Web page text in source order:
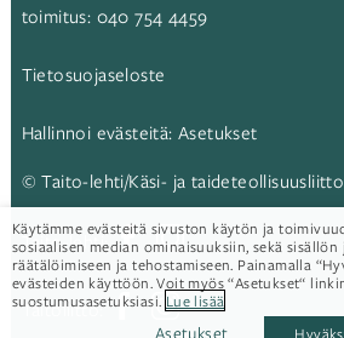
toimitus: 040 754 4459
Tietosuojaseloste
Hallinnoi evästeitä: Asetukset
© Taito-lehti/Käsi- ja
Taito-lehti:
Taitoliitto:
Käytämme evästeitä sivuston käytön ja
sosiaalisen median ominaisuuksiin, sekä sisällön
räätälöimiseen ja tehostamiseen. Painamalla
evästeiden käyttöön. Voit myös “Asetukset“
suostumusasetuksiasi. Lue lisää
Asetukset